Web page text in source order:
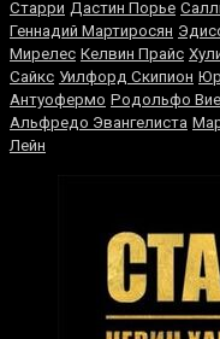
Старри Дастин Порье
Геннадий Мартиросян
Мирелес Келвин Прайс
Сайкс Уилфорд Скипион
Антуофермо Родольфо
Альфредо Эвангелиста
Лейн